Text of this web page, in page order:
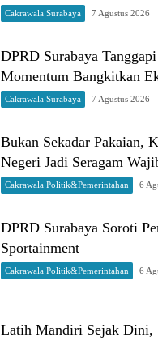
Cakrawala Surabaya 7 Agustus 2026
DPRD Surabaya
Momentum Bangkitkan
Cakrawala Surabaya 7 Agustus 2026
Bukan Sekadar Pakaian,
Negeri Jadi Seragam
Cakrawala Politik&Pemerintahan 6
DPRD Surabaya Soroti
Sportainment
Cakrawala Politik&Pemerintahan 6
Latih Mandiri Sejak Dini,